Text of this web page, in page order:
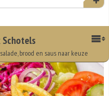
Schotels
brood en saus naar keuze